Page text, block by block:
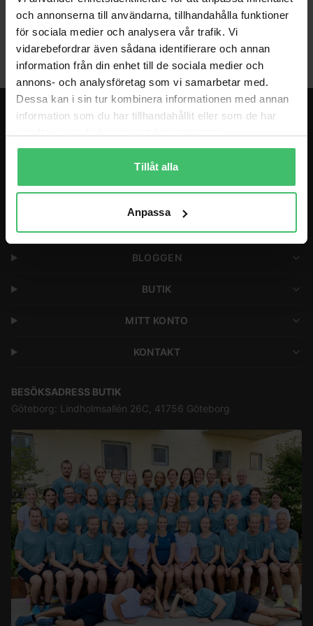
och annonserna till användarna, tillhandahålla funktioner
för sociala medier och analysera vår trafik. Vi
vidarebefordrar även sådana identifierare och annan
information från din enhet till de sociala medier och
annons- och analysföretag som vi samarbetar med.
Dessa kan i sin tur kombinera informationen med annan
information som du har tillhandahållit eller som de har
Tillåt alla
Anpassa
Coaching
LÖPARRESOR
COACHING
BLOGGEN
BUTIK
MITT KONTO
KONTAKT
BESÖKSADRESS BUTIK
Göteborg: Lindholmsallén 26C, 41756 Göteborg